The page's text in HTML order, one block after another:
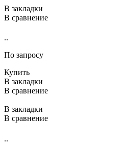
В закладки
В сравнение
..
По запросу
Купить
В закладки
В сравнение
В закладки
В сравнение
..